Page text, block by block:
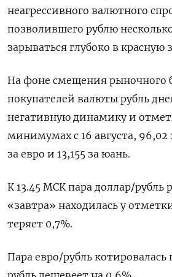
неагрессивного валютного
позволившего рублю
зарываться глубоко в красную
На фоне смещения рыночного
покупателей валюты рубль
негативную динамику и
минимумах с 16 августа, 96,02
за евро и 13,155 за юань.
К 13.45 МСК пара доллар/рубль
«завтра» находилась у
теряет 0,7%.
Пара евро/рубль котировалась